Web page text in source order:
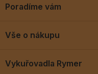
Poradíme vám
Blog
Vše o nákupu
Vykuřovadla Rymer